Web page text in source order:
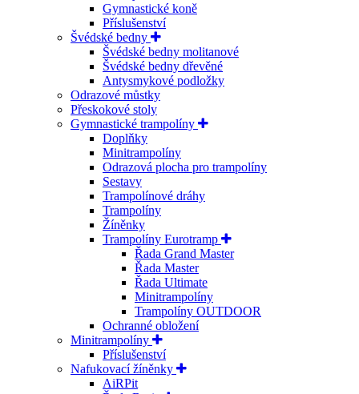
Gymnastické koně
Příslušenství
Švédské bedny
Švédské bedny molitanové
Švédské bedny dřevěné
Antysmykové podložky
Odrazové můstky
Přeskokové stoly
Gymnastické trampolíny
Doplňky
Minitrampolíny
Odrazová plocha pro trampolíny
Sestavy
Trampolínové dráhy
Trampolíny
Žíněnky
Trampolíny Eurotramp
Řada Grand Master
Řada Master
Řada Ultimate
Minitrampolíny
Trampolíny OUTDOOR
Ochranné obložení
Minitrampolíny
Příslušenství
Nafukovací žíněnky
AiRPit